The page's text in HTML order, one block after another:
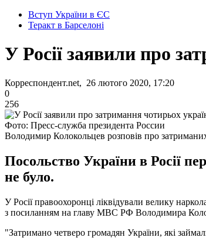
Вступ України в ЄС
Теракт в Барселоні
У Росії заявили про
Корреспондент.net, 26 лютого 2020, 17:20
0
256
Фото: Пресс-служба президента России
Володимир Колокольцев розповів про
Посольство України в Росії
не було.
У Росії правоохоронці ліквідували велику
з посиланням на главу МВС РФ Володимира
"Затримано четверо громадян України, які